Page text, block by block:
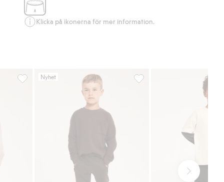
Klicka på ikonerna för mer information.
Lägg till i favoriter
Joggingbyxa med cargofickor, Lägg till i favoriter
Nyhet
Mjukisbyxor med